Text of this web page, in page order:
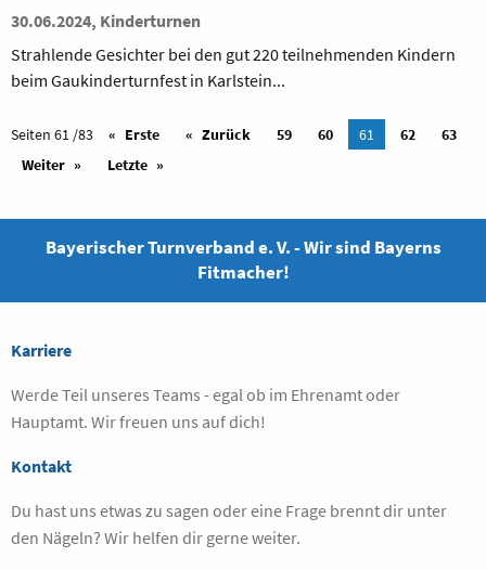
30.06.2024, Kinderturnen
Strahlende Gesichter bei den gut 220 teilnehmenden Kindern
beim Gaukinderturnfest in Karlstein...
Seiten 61 /83 Erste Zurück 59 60 61 62
63
Weiter
Letzte
Bayerischer Turnverband e. V. - Wir sind Bayerns
Fitmacher!
Karriere
Werde Teil unseres Teams - egal ob im Ehrenamt oder
Hauptamt. Wir freuen uns auf dich!
Kontakt
Du hast uns etwas zu sagen oder eine Frage brennt dir unter
den Nägeln? Wir helfen dir gerne weiter.